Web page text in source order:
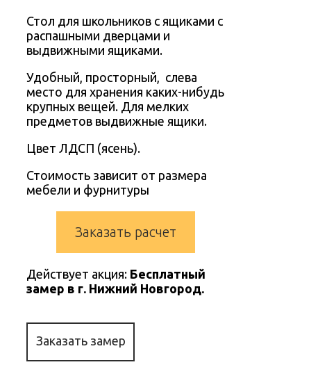
Стол для школьников с ящиками с
распашными дверцами и
выдвижными ящиками.
Удобный, просторный, слева
место для хранения каких-нибудь
крупных вещей. Для мелких
предметов выдвижные ящики.
Цвет ЛДСП (ясень).
Стоимость зависит от размера
мебели и фурнитуры
Заказать расчет
Действует акция: Бесплатный
замер в г. Нижний Новгород.
Заказать замер